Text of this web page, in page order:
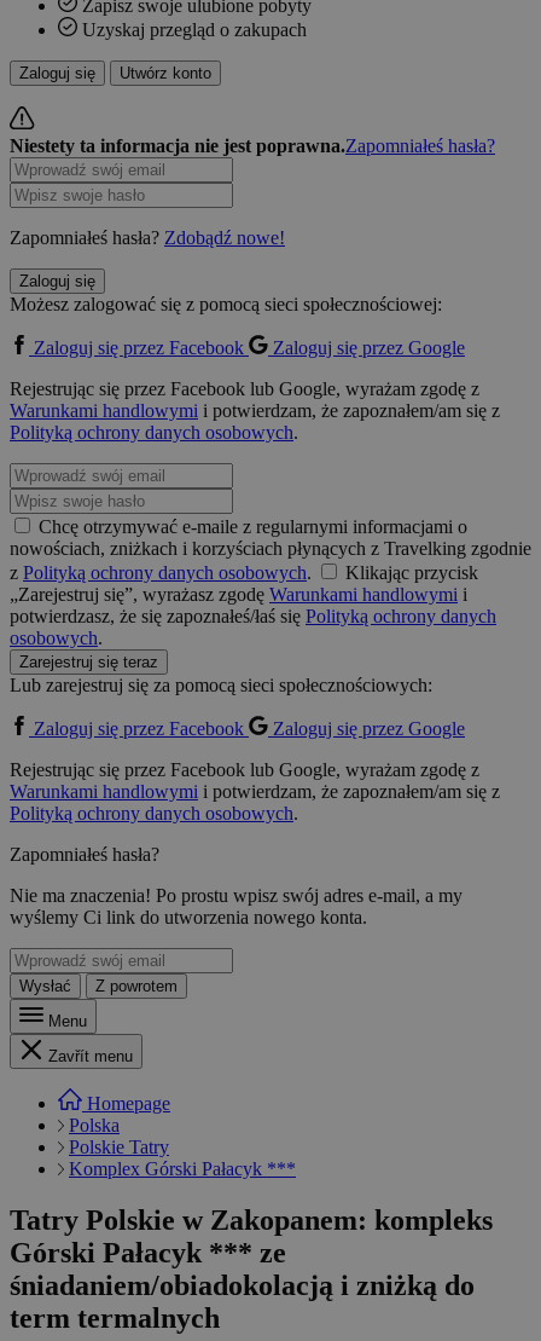
Zapisz swoje ulubione pobyty
Uzyskaj przegląd o zakupach
Zaloguj się Utwórz konto
Niestety ta informacja nie jest poprawna.Zapomniałeś hasła?
Zapomniałeś hasła? Zdobądź nowe!
Zaloguj się
Możesz zalogować się z pomocą sieci społecznościowej:
Zaloguj się przez Facebook
Zaloguj się przez Google
Rejestrując się przez Facebook lub Google, wyrażam zgodę z
Warunkami handlowymi i potwierdzam, że zapoznałem/am się z
Polityką ochrony danych osobowych.
Chcę otrzymywać e-maile z regularnymi informacjami o
nowościach, zniżkach i korzyściach płynących z Travelking zgodnie
z Polityką ochrony danych osobowych.
Klikając przycisk
„Zarejestruj się”, wyrażasz zgodę Warunkami handlowymi i
potwierdzasz, że się zapoznałeś/łaś się Polityką ochrony danych
osobowych.
Zarejestruj się teraz
Lub zarejestruj się za pomocą sieci społecznościowych:
Zaloguj się przez Facebook
Zaloguj się przez Google
Rejestrując się przez Facebook lub Google, wyrażam zgodę z
Warunkami handlowymi i potwierdzam, że zapoznałem/am się z
Polityką ochrony danych osobowych.
Zapomniałeś hasła?
Nie ma znaczenia! Po prostu wpisz swój adres e-mail, a my
wyślemy Ci link do utworzenia nowego konta.
Wysłać
Z powrotem
Menu
Zavřít menu
Homepage
Polska
Polskie Tatry
Komplex Górski Pałacyk ***
Tatry Polskie w Zakopanem: kompleks
Górski Pałacyk *** ze
śniadaniem/obiadokolacją i zniżką do
term termalnych